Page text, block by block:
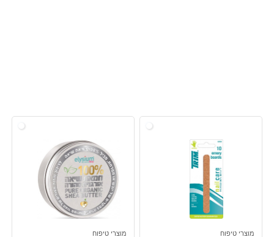
מוצרי טיפוח מוצרי טיפוח